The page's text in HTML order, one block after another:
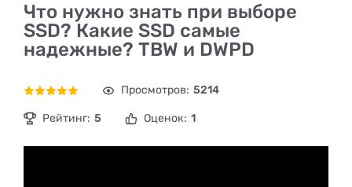
Что нужно знать при выборе
SSD? Какие SSD самые
надежные? TBW и DWPD
Просмотров: 5214
Рейтинг: 5 Оценок: 1